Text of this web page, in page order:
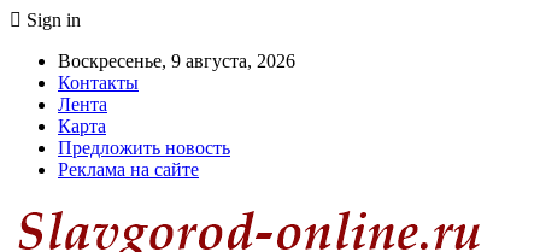
Sign in
Воскресенье, 9 августа, 2026
Контакты
Лента
Карта
Предложить новость
Реклама на сайте